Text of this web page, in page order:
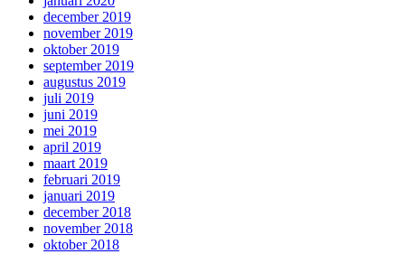
december 2019
november 2019
oktober 2019
september 2019
augustus 2019
juli 2019
juni 2019
mei 2019
april 2019
maart 2019
februari 2019
januari 2019
december 2018
november 2018
oktober 2018